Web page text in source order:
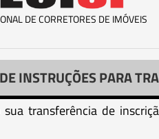
DE CORRETORES DE IMÓVEIS
INSTRUÇÕES PARA
transferência de